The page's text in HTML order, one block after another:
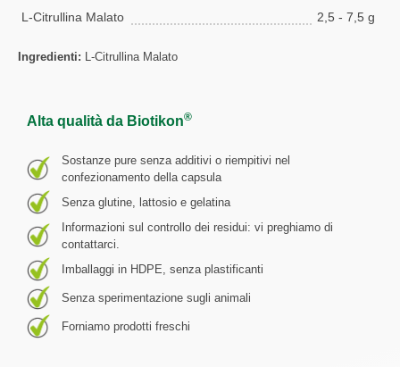
L-Citrullina Malato 2,5 - 7,5 g
Ingredienti: L-Citrullina Malato
Alta qualità da Biotikon®
Sostanze pure senza additivi o riempitivi nel
confezionamento della capsula
Senza glutine, lattosio e gelatina
Informazioni sul controllo dei residui: vi preghiamo di
contattarci.
Imballaggi in HDPE, senza plastificanti
Senza sperimentazione sugli animali
Forniamo prodotti freschi